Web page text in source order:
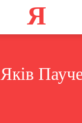
Я
Яків